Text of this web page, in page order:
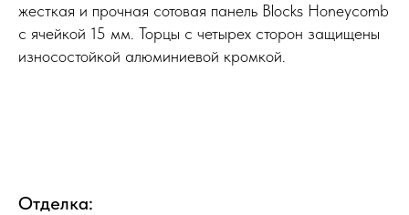
жесткая и прочная сотовая панель Blocks Honeycomb
с ячейкой 15 мм. Торцы с четырех сторон защищены
износостойкой алюминиевой кромкой.
Отделка: